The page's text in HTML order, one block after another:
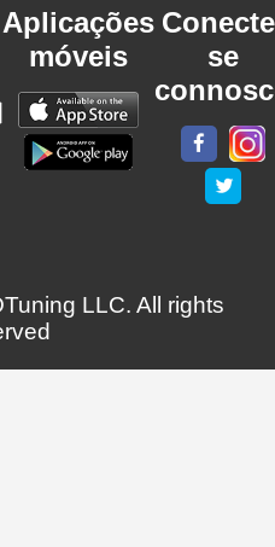
Aplicações
móveis
se
LLC. All rights